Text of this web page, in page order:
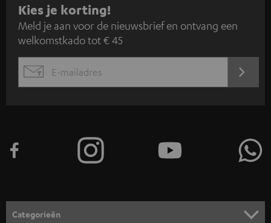
A
a
n
m
e
n
o
Kies je korting!
Meld je aan voor de nieuwsbrief en ontvang een
welkomstkado tot € 45
EMAIL
Categorieën